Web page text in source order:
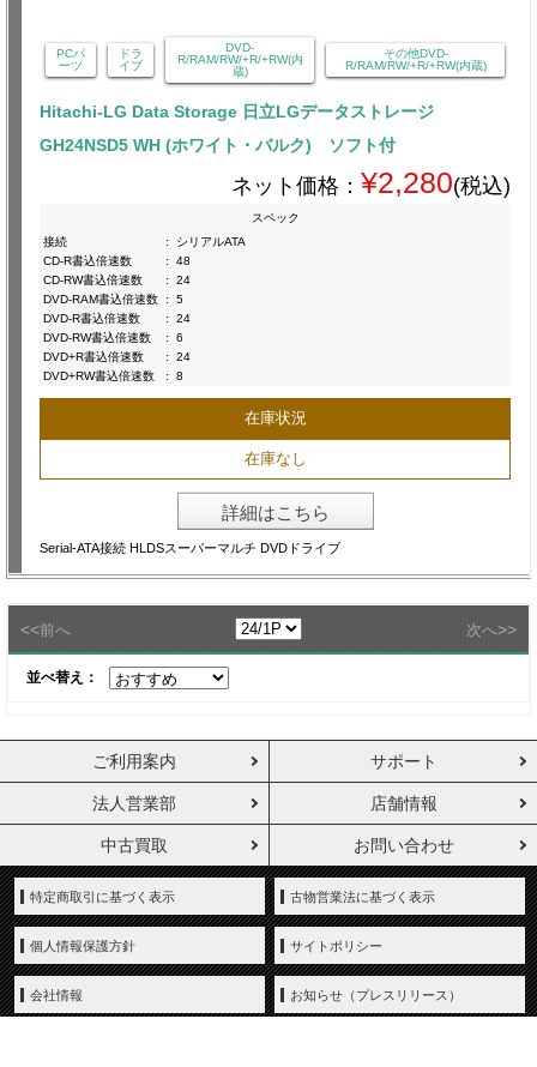
PCパ
ーツ
ドラ
イブ
DVD-
R/RAM/RW/+R/+RW(内
蔵)
その他DVD-
R/RAM/RW/+R/+RW(内蔵)
Hitachi-LG Data Storage 日立LGデータストレージ
GH24NSD5 WH (ホワイト・バルク) ソフト付
ネット価格： ¥2,280(税込)
スペック
接続
:
シリアルATA
CD-R書込倍速数
:
48
CD-RW書込倍速数
:
24
DVD-RAM書込倍速数 :
5
DVD-R書込倍速数
:
24
DVD-RW書込倍速数
:
6
DVD+R書込倍速数
:
24
DVD+RW書込倍速数
: 8
在庫状況
在庫なし
詳細はこちら
Serial-ATA接続 HLDSスーパーマルチ DVDドライブ
<<前へ 次へ>>
並べ替え：
ご利用案内 サポート
法人営業部 店舗情報
中古買取 お問い合わせ
特定商取引に基づく表示 古物営業法に基づく表示
個人情報保護方針 サイトポリシー
会社情報 お知らせ（プレスリリース）